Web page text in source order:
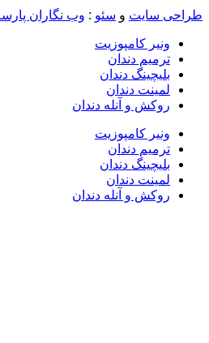
طراحی سایتوسئو: وب نگاران پارسه
ونیر کامپوزیت
ترمیم دندان
بلیچینگ دندان
لمینت دندان
روکش و آنله دندان
ونیر کامپوزیت
ترمیم دندان
بلیچینگ دندان
لمینت دندان
روکش و آنله دندان